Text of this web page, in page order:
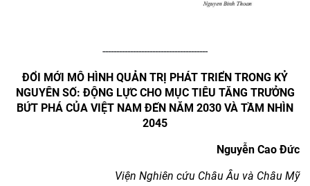
--------------------------------------
ĐỔI MỚI MÔ HÌNH QUẢN TRỊ PHÁT TRIỂN TRONG KỶ
NGUYÊN SỐ: ĐỘNG LỰC CHO MỤC TIÊU TĂNG TRƯỞNG
BỨT PHÁ CỦA VIỆT NAM ĐẾN NĂM 2030 VÀ TẦM NHÌN
2045
Nguyễn Cao Đức
Viện Nghiên cứu Châu Âu và Châu Mỹ